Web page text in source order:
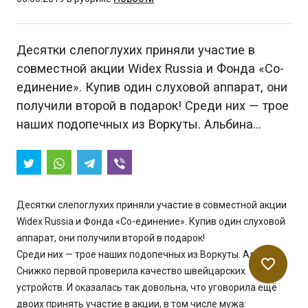
Десятки слепоглухих приняли участие в
совместной акции Widex Russia и Фонда «Со-
единение». Купив один слуховой аппарат, они
получили второй в подарок! Среди них — трое
наших подопечных из Воркуты. Альбина…
Десятки слепоглухих приняли участие в совместной акции
Widex Russia и Фонда «Со-единение». Купив один слуховой
аппарат, они получили второй в подарок!
Среди них — трое наших подопечных из Воркуты. Альбина
Снижко первой проверила качество швейцарских
устройств. И оказалась так довольна, что уговорила ещё
двоих принять участие в акции, в том числе мужа:
favorite_border